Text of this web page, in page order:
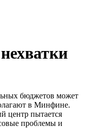
бюджетов может
в Минфине.
центр пытается
проблемы и